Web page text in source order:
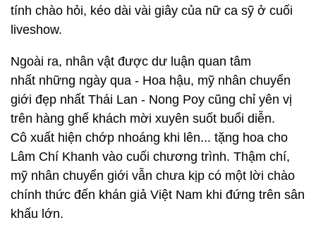
tính chào hỏi, kéo dài vài giây của nữ ca sỹ ở cuối
liveshow.
Ngoài ra, nhân vật được dư luận quan tâm
nhất những ngày qua - Hoa hậu, mỹ nhân chuyển
giới đẹp nhất Thái Lan - Nong Poy cũng chỉ yên vị
trên hàng ghế khách mời xuyên suốt buổi diễn.
Cô xuất hiện chớp nhoáng khi lên... tặng hoa cho
Lâm Chí Khanh vào cuối chương trình. Thậm chí,
mỹ nhân chuyển giới vẫn chưa kịp có một lời chào
chính thức đến khán giả Việt Nam khi đứng trên sân
khấu lớn.